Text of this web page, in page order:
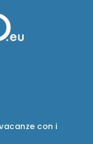
con i